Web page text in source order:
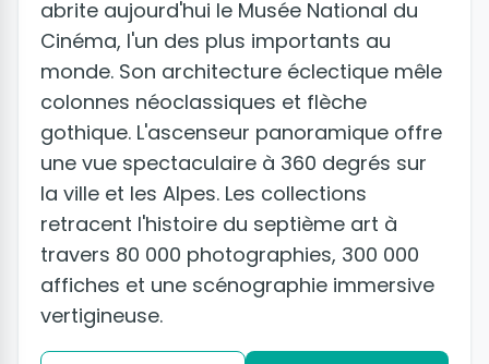
abrite aujourd'hui le Musée National du
Cinéma, l'un des plus importants au
monde. Son architecture éclectique mêle
colonnes néoclassiques et flèche
gothique. L'ascenseur panoramique offre
une vue spectaculaire à 360 degrés sur
la ville et les Alpes. Les collections
retracent l'histoire du septième art à
travers 80 000 photographies, 300 000
affiches et une scénographie immersive
vertigineuse.